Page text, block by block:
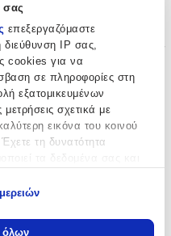
σας
επεξεργαζόμαστε
IP σας,
cookies για να
σε πληροφορίες στη
εξατομικευμένων
σχετικά με
εικόνα του κοινού
τη δυνατότητα
σχετικά με τη γεωγραφική
Magic Leverag.Ο πιο
μόνη σας ένα
να καίτε τα μαλλιά σας με τις
και τα πιστολάκια.